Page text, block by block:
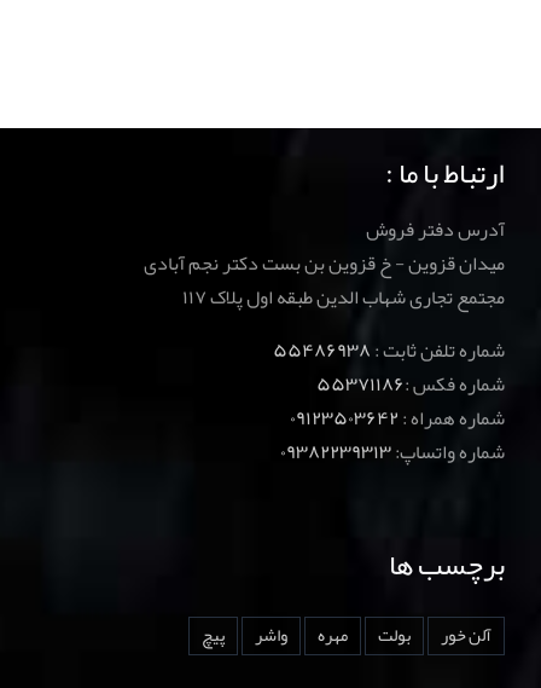
ارتباط با ما :
آدرس دفتر فروش
میدان قزوین - خ قزوین بن بست دکتر نجم آبادی
مجتمع تجاری شهاب الدین طبقه اول پلاک ۱۱۷
شماره تلفن ثابت :۵۵۴۸۶۹۳۸
شماره فکس :۵۵۳۷۱۱۸۶
شماره همراه :۰۹۱۲۳۵۰۳۶۴۲
شماره واتساپ:۰۹۳۸۲۲۳۹۳۱۳
برچسب ها
آلن خور بولت مهره واشر پیچ